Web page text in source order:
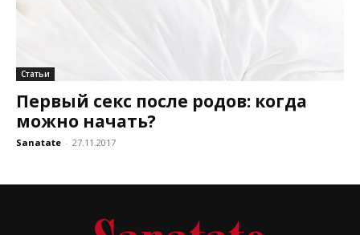
Статьи
Первый секс после родов: когда
можно начать?
Sanatate - 27.11.2017